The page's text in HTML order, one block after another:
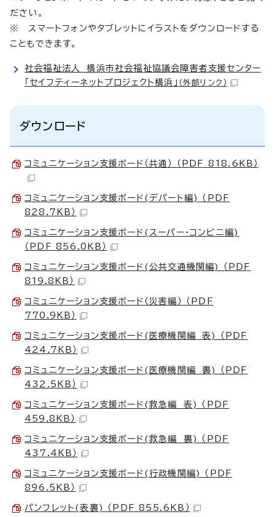
ださい。
※ スマートフォンやタブレットにイラストをダウンロードする
こともできます。
社会福祉法人 横浜市社会福祉協議会障害者支援センター
「セイフティーネットプロジェクト横浜」 （外部リンク）
ダウンロード
コミュニケーション支援ボード（共通） （PDF 818.6KB）
コミュニケーション支援ボード(デパート編) （PDF
828.7KB）
コミュニケーション支援ボード(スーパー・コンビニ編)
（PDF 856.0KB）
コミュニケーション支援ボード(公共交通機関編) （PDF
819.8KB）
コミュニケーション支援ボード（災害編） （PDF
770.9KB）
コミュニケーション支援ボード(医療機関編 表) （PDF
424.7KB）
コミュニケーション支援ボード(医療機関編 裏) （PDF
432.5KB）
コミュニケーション支援ボード(救急編 表) （PDF
459.8KB）
コミュニケーション支援ボード(救急編 裏) （PDF
437.4KB）
コミュニケーション支援ボード(行政機関編) （PDF
896.5KB）
パンフレット(表裏) （PDF 855.6KB）